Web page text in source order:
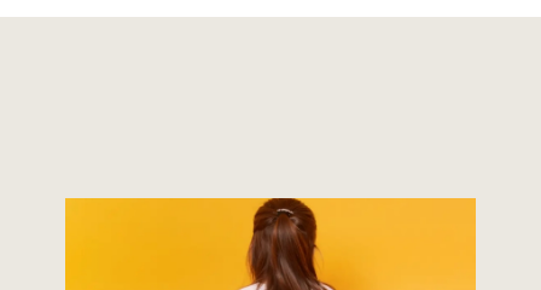
الدكتور أحمد سامي دبور